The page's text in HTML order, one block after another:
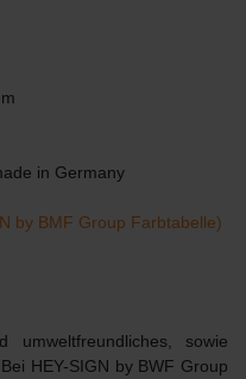
in Germany
by BMF Group Farbtabelle)
sowie
HEY-SIGN by BWF Group